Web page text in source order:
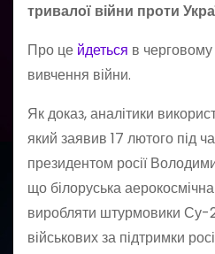
тривалої війни проти
Про це йдеться в черговому
вивчення війни.
Як доказ, аналітики
який заявив 17 лютого під
президентом росії
що білоруська
виробляти штурмовики Су-
військових за підтримки